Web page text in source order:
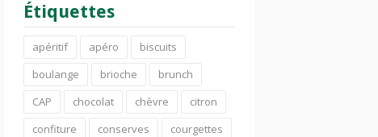
Étiquettes
apéritif apéro
biscuits
boulange
brioche
brunch
CAP
chocolat chèvre
citron
confiture
conserves
courgettes